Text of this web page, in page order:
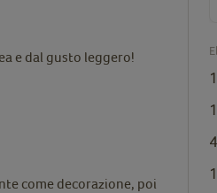
e dal gusto leggero!
come decorazione, poi